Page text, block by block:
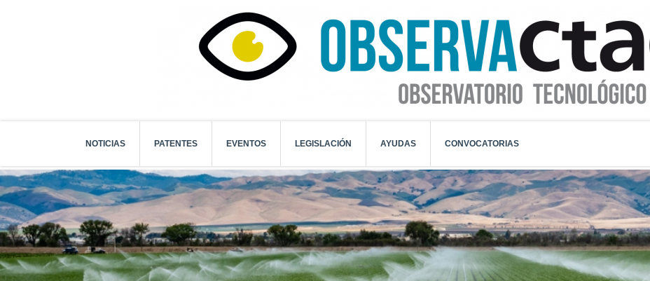
NOTICIAS PATENTES EVENTOS LEGISLACIÓN AYUDAS CONVOCATORIAS